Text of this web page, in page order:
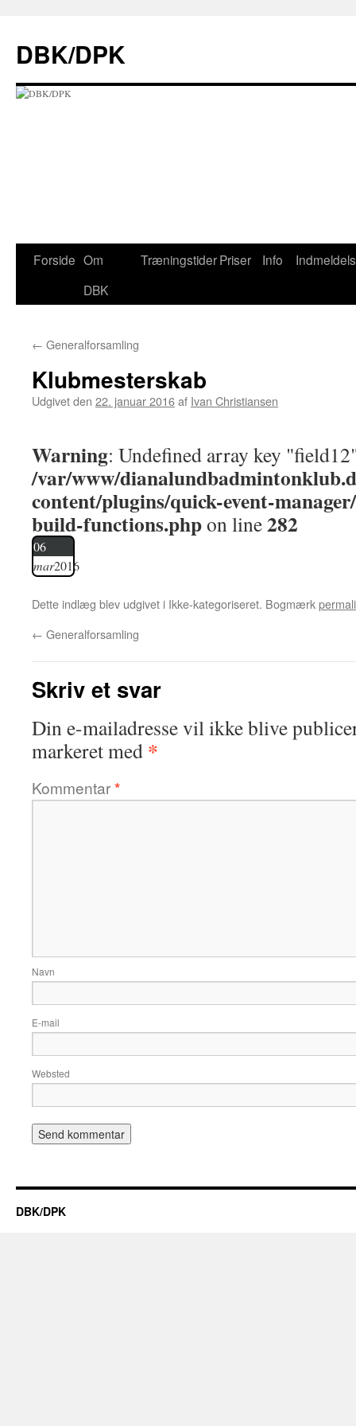
indhold
DBK/DPK
Forside Om
DBK
TræningstiderPriser Info
← Generalforsamling
Klubmesterskab
Udgivet den 22. januar 2016af Ivan Christiansen
Warning: Undefined array key
/var/www/
content/plugins/quick-event-
build-functions.phpon line282
06
mar2016
Dette indlæg blev udgivet i Ikke-kategoriseret. Bogmærk
← Generalforsamling
Skriv et svar
Din e-mailadresse vil ikke blive
markeret med *
Kommentar*
Navn
E-mail
Websted
DBK/DPK